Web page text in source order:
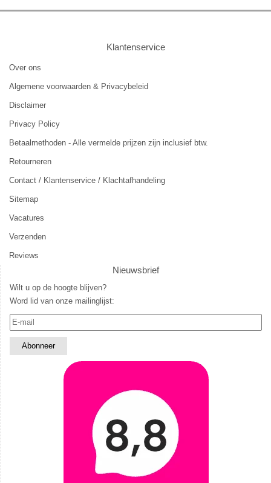
Klantenservice
Over ons
Algemene voorwaarden & Privacybeleid
Disclaimer
Privacy Policy
Betaalmethoden - Alle vermelde prijzen zijn inclusief btw.
Retourneren
Contact / Klantenservice / Klachtafhandeling
Sitemap
Vacatures
Verzenden
Reviews
Nieuwsbrief
Wilt u op de hoogte blijven?
Word lid van onze mailinglijst: